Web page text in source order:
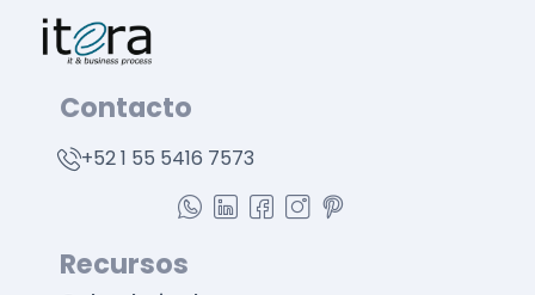
Contacto
+52 1 55 5416 7573
Recursos